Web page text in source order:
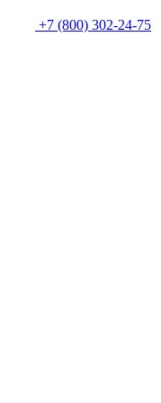
+7 (800) 302-24-75